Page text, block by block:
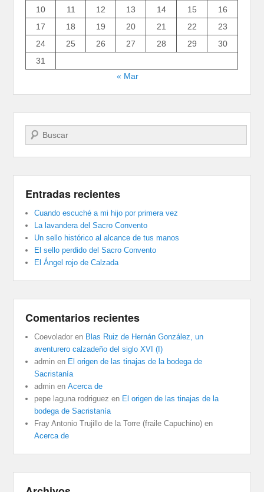
10
11 12 13 14 15
16
17
18 19 20 21 22
23
24
25 26 27 28 29
30
31
« Mar
Buscar
Entradas recientes
Cuando escuché a mi hijo por primera vez
La lavandera del Sacro Convento
Un sello histórico al alcance de tus manos
El sello perdido del Sacro Convento
El Ángel rojo de Calzada
Comentarios recientes
Coevolador en Blas Ruiz de Hernán González, un
aventurero calzadeño del siglo XVI (I)
admin en El origen de las tinajas de la bodega de
Sacristanía
admin enAcerca de
pepe laguna rodriguez en El origen de las tinajas de la
bodega de Sacristanía
Fray Antonio Trujillo de la Torre (fraile Capuchino) en
Acerca de